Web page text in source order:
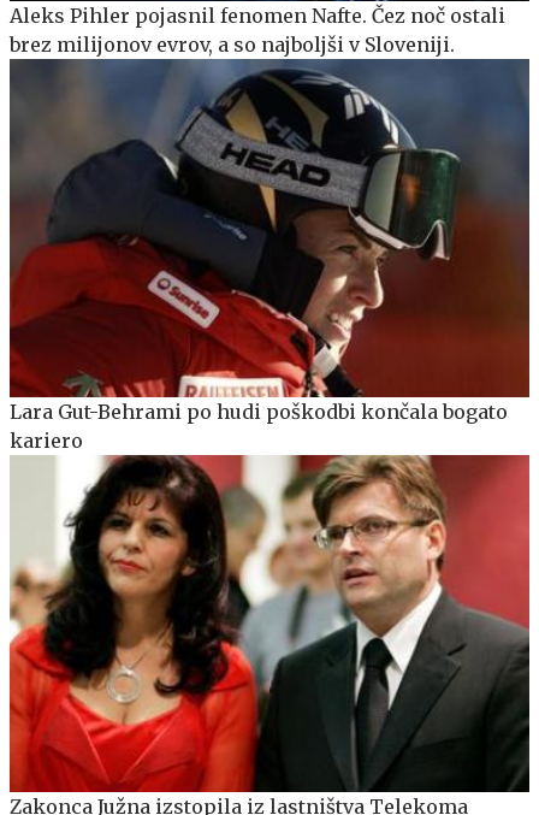
Aleks Pihler pojasnil fenomen Nafte. Čez noč ostali
brez milijonov evrov, a so najboljši v Sloveniji.
Lara Gut-Behrami po hudi poškodbi končala bogato
kariero
Zakonca Južna izstopila iz lastništva Telekoma